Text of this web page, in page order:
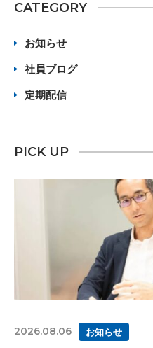
CATEGORY
お知らせ
社員ブログ
定期配信
PICK UP
2026.08.06 お知らせ